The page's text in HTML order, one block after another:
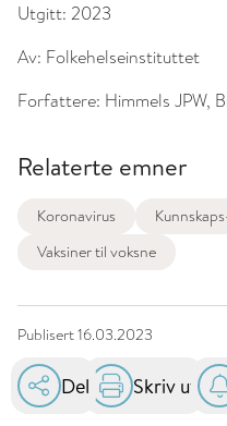
Utgitt: 2023
Av: Folkehelseinstituttet
Forfattere: Himmels JPW,
Relaterte emner
Koronavirus
Vaksiner til voksne
Publisert16.03.2023
Del Skriv ut